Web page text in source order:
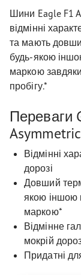
Шини Eagle F1
відмінні
та мають
будь-якою
маркою
пробігу.*
Переваги
Відмінні
дорозі
Довший
якою іншою
маркою*
Відмінне
мокрій
Придатні